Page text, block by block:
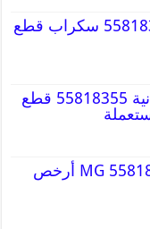
قطع غيار كاديلاك 55818355 سكراب قطع
قطع غيار سيارات المانية 55818355 قطع
قطع غيار أم جي MG 55818355 أرخص